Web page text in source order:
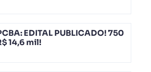
EDITAL PUBLICADO! 750
14,6 mil!